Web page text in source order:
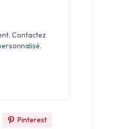
Contactez
Pinterest